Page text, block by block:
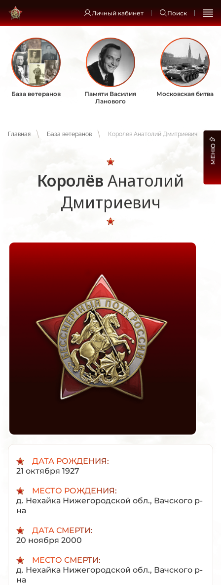
Личный кабинет Поиск
База ветеранов
Памяти Василия
Ланового
Московская битва
Главная База ветеранов Королёв Анатолий Дмитриевич
Королёв Анатолий
Дмитриевич
ДАТА РОЖДЕНИЯ:
21 октября 1927
МЕСТО РОЖДЕНИЯ:
д. Нехайка Нижегородской обл., Вачского р-
на
ДАТА СМЕРТИ:
20 ноября 2000
МЕСТО СМЕРТИ:
д. Нехайка Нижегородской обл., Вачского р-
на
МЕНЮ